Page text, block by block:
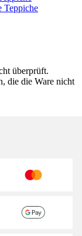
Teppiche
überprüft.
die die Ware nicht